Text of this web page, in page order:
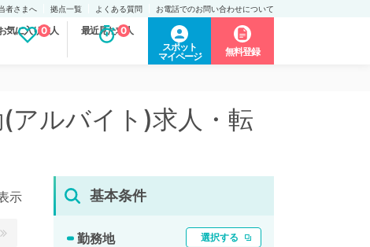
者さまへ 拠点一覧 よくある質問 お電話でのお問い合わせについて
気に入り求人
0 最近見た求人
0
スポット
マイページ
無料登録
アルバイト)求人・転
示 基本条件
勤務地 選択する